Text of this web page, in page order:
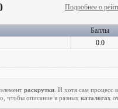
Подробнее о
Баллы
0.0
раскрутки . И хотя сам процесс
чтобы описание в разных каталогах